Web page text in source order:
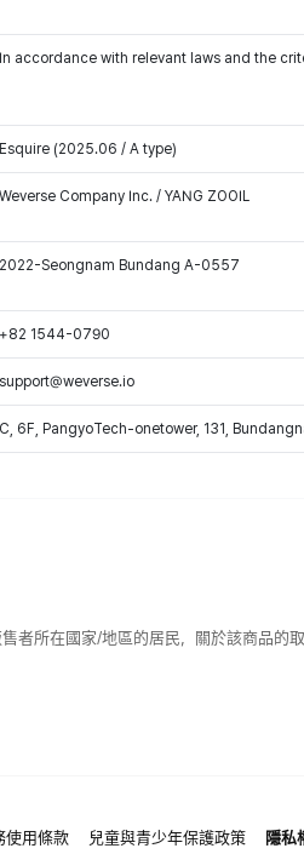
In accordance with relevant laws and the
Esquire (2025.06 / A type)
Weverse Company Inc. / YANG ZOOIL
2022-Seongnam Bundang A-0557
+82 1544-0790
support@weverse.io
C, 6F, PangyoTech-onetower, 131,
者所在國家/地區的居民，關於該商品的
使用條款 兒童與青少年保護政策 隱私